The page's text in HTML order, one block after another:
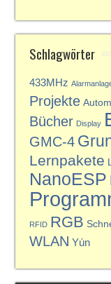
Schlagwörter
433MHz
Projekte
Bücher Display
GMC-4
Lernpakete
NanoESP
RFID RGB
WLAN Yún